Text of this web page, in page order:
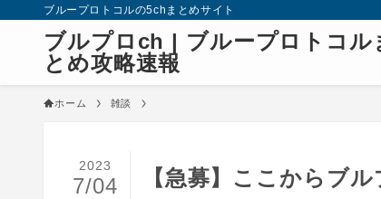
ブループロトコルの5chまとめサイト
ブルプロch | ブループロトコル
とめ攻略速報
ホーム 雑談
【急募】ここからブ
2023
7/04